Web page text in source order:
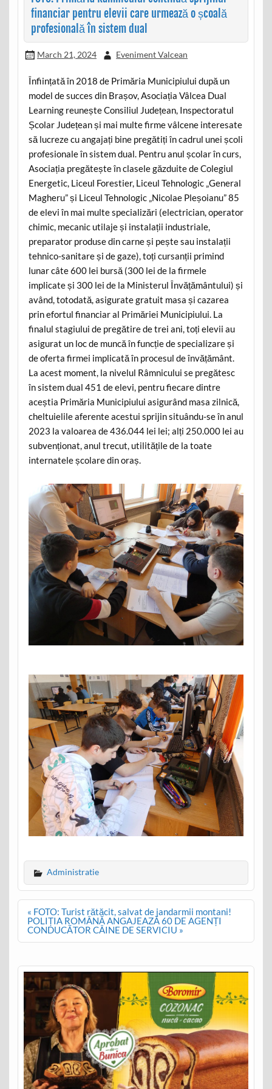
financiar pentru elevii care urmează o școală
profesională în sistem dual
March 21, 2024 Eveniment Valcean
Înființată în 2018 de Primăria Municipiului după un
model de succes din Brașov, Asociația Vâlcea Dual
Learning reunește Consiliul Județean, Inspectoratul
Școlar Județean și mai multe firme vâlcene interesate
să lucreze cu angajați bine pregătiți în cadrul unei școli
profesionale în sistem dual. Pentru anul școlar în curs,
Asociația pregătește în clasele găzduite de Colegiul
Energetic, Liceul Forestier, Liceul Tehnologic „General
Magheru” și Liceul Tehnologic „Nicolae Pleșoianu” 85
de elevi în mai multe specializări (electrician, operator
chimic, mecanic utilaje și instalații industriale,
preparator produse din carne și pește sau instalații
tehnico-sanitare și de gaze), toți cursanții primind
lunar câte 600 lei bursă (300 lei de la firmele
implicate și 300 lei de la Ministerul Învățământului) și
având, totodată, asigurate gratuit masa și cazarea
prin efortul financiar al Primăriei Municipiului. La
finalul stagiului de pregătire de trei ani, toți elevii au
asigurat un loc de muncă în funcție de specializare și
de oferta firmei implicată în procesul de învățământ.
La acest moment, la nivelul Râmnicului se pregătesc
în sistem dual 451 de elevi, pentru fiecare dintre
aceștia Primăria Municipiului asigurând masa zilnică,
cheltuielile aferente acestui sprijin situându-se în anul
2023 la valoarea de 436.044 lei lei; alți 250.000 lei au
subvenționat, anul trecut, utilitățile de la toate
internatele școlare din oraș.
Administratie
Post
navigation
« FOTO: Turist rătăcit, salvat de jandarmii montani!
POLIȚIA ROMÂNĂ ANGAJEAZĂ 60 DE AGENȚI
CONDUCĂTOR CÂINE DE SERVICIU »